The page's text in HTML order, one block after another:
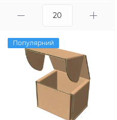
Популярний